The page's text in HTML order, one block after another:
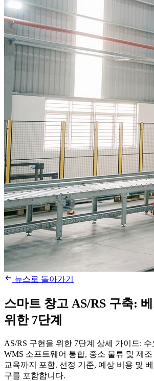
뉴스로 돌아가기
스마트 창고 AS/RS 구축:
위한 7단계
AS/RS 구현을 위한 7단계 상세 가이드:
WMS 소프트웨어 통합, 중소 물류 및 제
교육까지 포함. 선정 기준, 예상 비용 및
구를 포함합니다.